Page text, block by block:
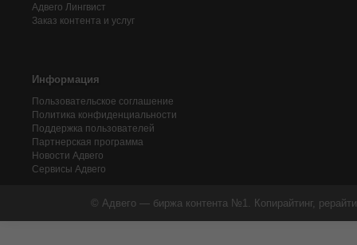
Адвего Лингвист
Заказ контента и услуг
Информация
Пользовательское соглашение
Политика конфиденциальности
Поддержка пользователей
Партнерская программа
Новости Адвего
Сервисы Адвего
© Адвего — биржа контента №1. Копирайтинг,